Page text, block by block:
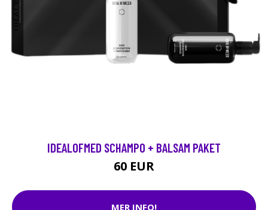
IDEALOFMED SCHAMPO + BALSAM PAKET
60 EUR
MER INFO!